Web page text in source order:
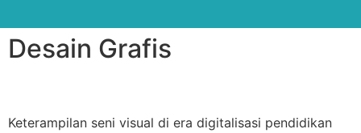
Desain Grafis
Keterampilan seni visual di era digitalisasi pendidikan